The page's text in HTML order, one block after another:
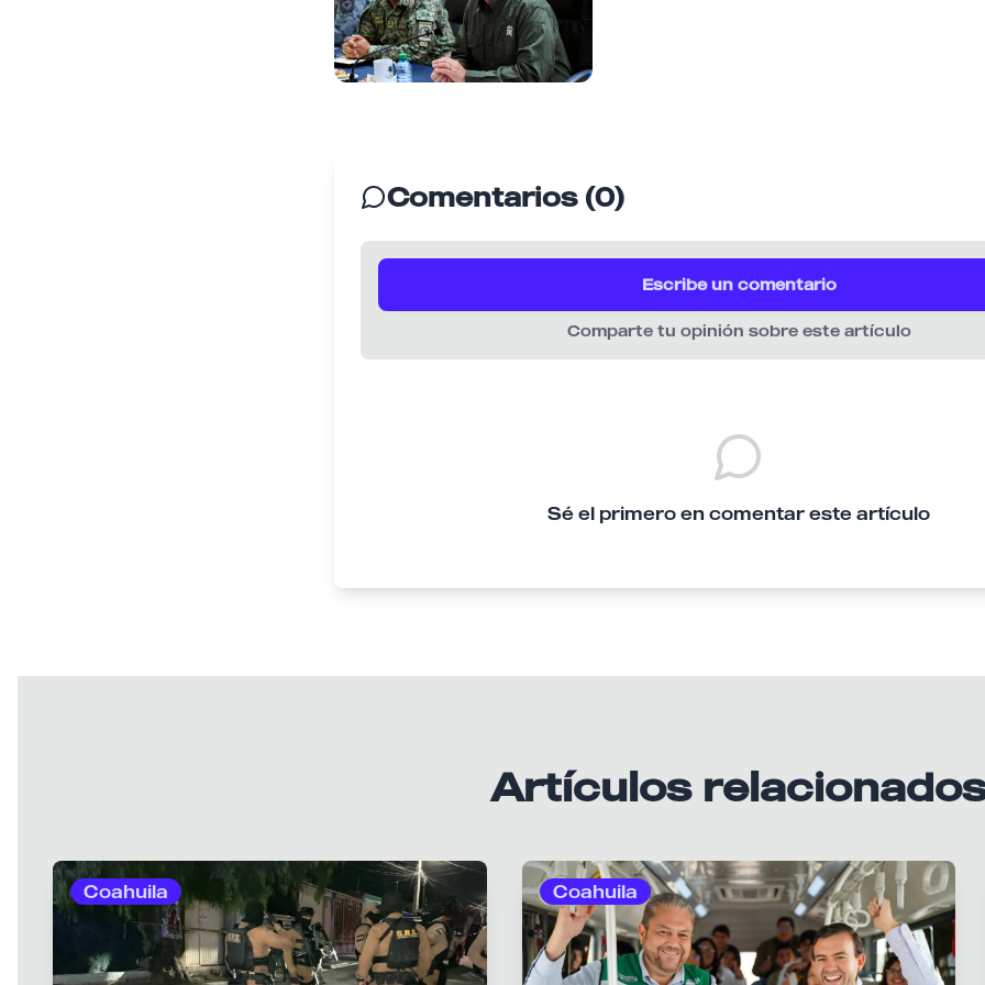
Comentarios (0)
Escribe un comentario
Comparte tu opinión sobre este artículo
Sé el primero en comentar este artículo
Artículos
Coahuila Coahuila